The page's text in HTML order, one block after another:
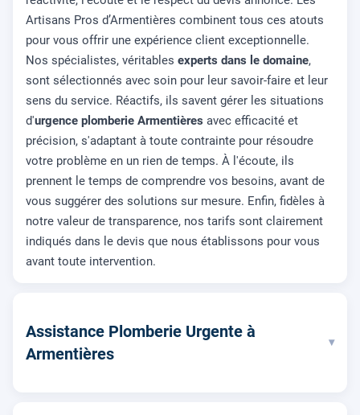
Artisans Pros d’Armentières combinent tous ces atouts
pour vous offrir une expérience client exceptionnelle.
Nos spécialistes, véritables experts dans le domaine,
sont sélectionnés avec soin pour leur savoir-faire et leur
sens du service. Réactifs, ils savent gérer les situations
d'urgence plomberie Armentières avec efficacité et
précision, s'adaptant à toute contrainte pour résoudre
votre problème en un rien de temps. À l'écoute, ils
prennent le temps de comprendre vos besoins, avant de
vous suggérer des solutions sur mesure. Enfin, fidèles à
notre valeur de transparence, nos tarifs sont clairement
indiqués dans le devis que nous établissons pour vous
avant toute intervention.
Assistance Plomberie Urgente à
Armentières
▾